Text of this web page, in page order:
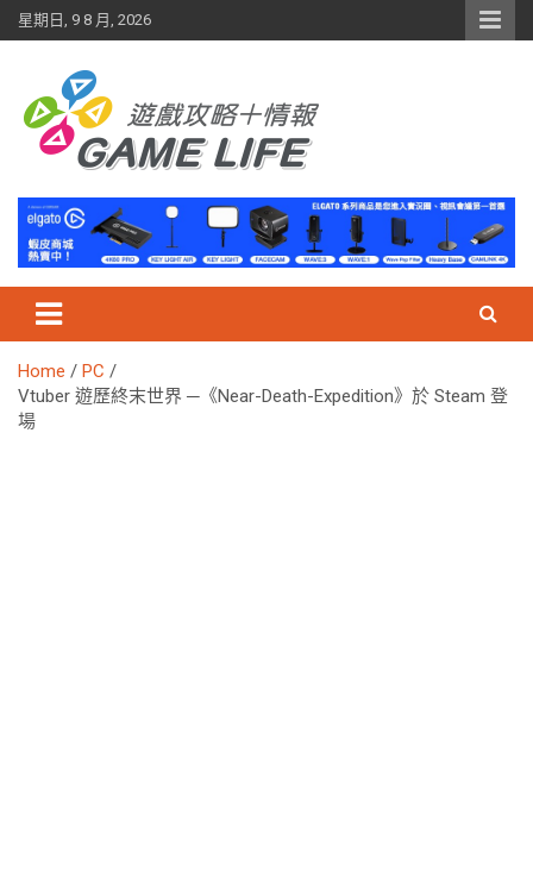
Skip
to
星期日, 9 8 月, 2026
Home
PC
Vtuber 遊歷終末世界 ─《Near-Death-Expedition》於 Steam 登
場